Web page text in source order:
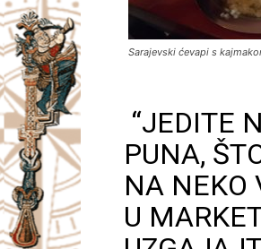
Sarajevski ćevapi s
“JEDITE
PUNA,
NA NEKO
U